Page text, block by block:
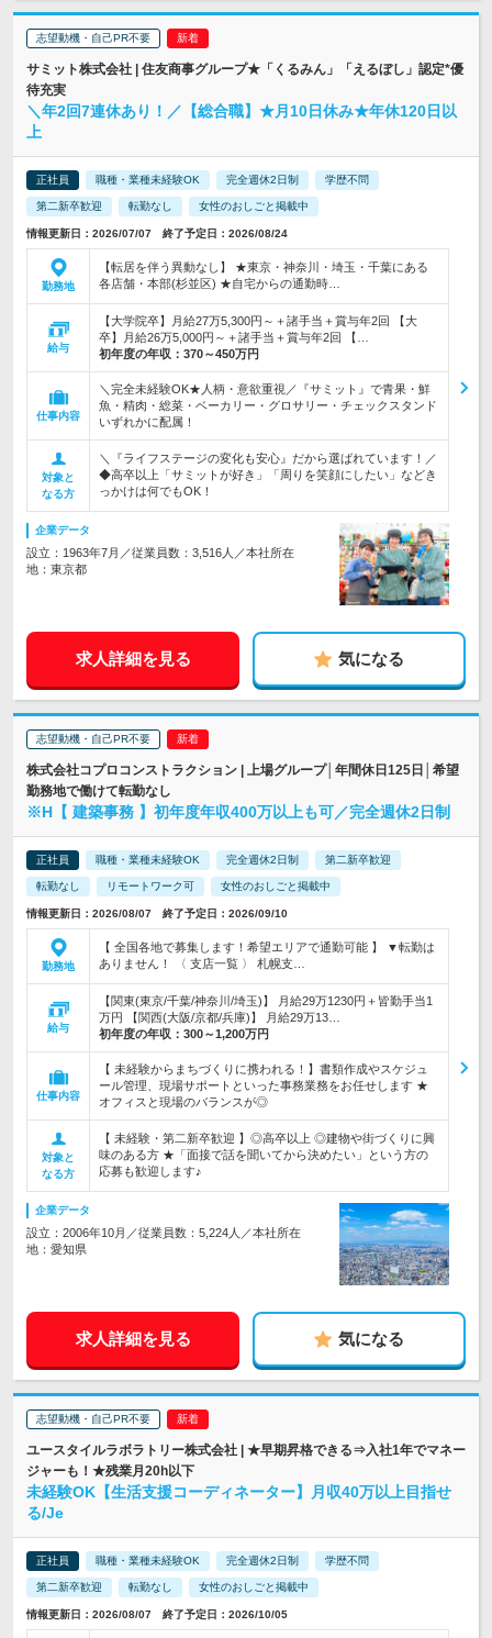
志望動機・自己PR不要
サミット株式会社 | 住友商事グループ★「くるみん」「えるぼし」認定*優
待充実
＼年2回7連休あり！／【総合職】★月10日休み★年休120日以
上
正社員 職種・業種未経験OK 完全週休2日制 学歴不問
第二新卒歓迎 転勤なし 女性のおしごと掲載中
情報更新日：2026/07/07 終了予定日：2026/08/24
勤務地
【転居を伴う異動なし】 ★東京・神奈川・埼玉・千葉にある
各店舗・本部(杉並区) ★自宅からの通勤時…
給与
【大学院卒】月給27万5,300円～＋諸手当＋賞与年2回 【大
卒】月給26万5,000円～＋諸手当＋賞与年2回 【…
初年度の年収： 370～450万円
仕事内容
＼完全未経験OK★人柄・意欲重視／『サミット』で青果・鮮
魚・精肉・総菜・ベーカリー・グロサリー・チェックスタンド
いずれかに配属！
対象と
なる方
＼『ライフステージの変化も安心』だから選ばれています！／
◆高卒以上「サミットが好き」「周りを笑顔にしたい」などき
っかけは何でもOK！
企業データ
設立：1963年7月／従業員数：3,516人／本社所在
地：東京都
求人詳細を見る 気になる
志望動機・自己PR不要
株式会社コプロコンストラクション | 上場グループ│年間休日125日│希望
勤務地で働けて転勤なし
※H【 建築事務 】初年度年収400万以上も可／完全週休2日制
正社員 職種・業種未経験OK 完全週休2日制 第二新卒歓迎
転勤なし リモートワーク可 女性のおしごと掲載中
情報更新日：2026/08/07 終了予定日：2026/09/10
勤務地
【 全国各地で募集します！希望エリアで通勤可能 】 ▼転勤は
ありません！ 〈 支店一覧 〉 札幌支…
給与
【関東(東京/千葉/神奈川/埼玉)】 月給29万1230円＋皆勤手当1
万円 【関西(大阪/京都/兵庫)】 月給29万13…
初年度の年収： 300～1,200万円
仕事内容
【 未経験からまちづくりに携われる！】書類作成やスケジュ
ール管理、現場サポートといった事務業務をお任せします ★
オフィスと現場のバランスが◎
対象と
なる方
【 未経験・第二新卒歓迎 】◎高卒以上 ◎建物や街づくりに興
味のある方 ★「面接で話を聞いてから決めたい」という方の
応募も歓迎します♪
企業データ
設立：2006年10月／従業員数：5,224人／本社所在
地：愛知県
求人詳細を見る 気になる
志望動機・自己PR不要
ユースタイルラボラトリー株式会社 | ★早期昇格できる⇒入社1年でマネー
ジャーも！★残業月20h以下
未経験OK【生活支援コーディネーター】月収40万以上目指せ
る/Je
正社員 職種・業種未経験OK 完全週休2日制 学歴不問
第二新卒歓迎 転勤なし 女性のおしごと掲載中
情報更新日：2026/08/07 終了予定日：2026/10/05